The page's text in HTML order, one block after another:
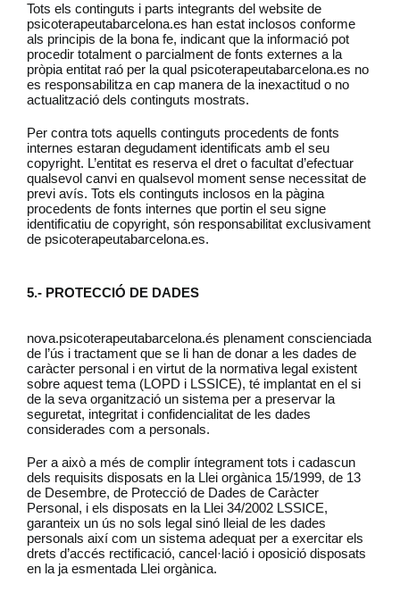
Tots els continguts i parts integrants del website de
psicoterapeutabarcelona.es han estat inclosos conforme
als principis de la bona fe, indicant que la informació pot
procedir totalment o parcialment de fonts externes a la
pròpia entitat raó per la qual psicoterapeutabarcelona.es no
es responsabilitza en cap manera de la inexactitud o no
actualització dels continguts mostrats.
Per contra tots aquells continguts procedents de fonts
internes estaran degudament identificats amb el seu
copyright. L’entitat es reserva el dret o facultat d’efectuar
qualsevol canvi en qualsevol moment sense necessitat de
previ avís. Tots els continguts inclosos en la pàgina
procedents de fonts internes que portin el seu signe
identificatiu de copyright, són responsabilitat exclusivament
de psicoterapeutabarcelona.es.
5.- PROTECCIÓ DE DADES
nova.psicoterapeutabarcelona.és plenament conscienciada
de l’ús i tractament que se li han de donar a les dades de
caràcter personal i en virtut de la normativa legal existent
sobre aquest tema (LOPD i LSSICE), té implantat en el si
de la seva organització un sistema per a preservar la
seguretat, integritat i confidencialitat de les dades
considerades com a personals.
Per a això a més de complir íntegrament tots i cadascun
dels requisits disposats en la Llei orgànica 15/1999, de 13
de Desembre, de Protecció de Dades de Caràcter
Personal, i els disposats en la Llei 34/2002 LSSICE,
garanteix un ús no sols legal sinó lleial de les dades
personals així com un sistema adequat per a exercitar els
drets d’accés rectificació, cancel·lació i oposició disposats
en la ja esmentada Llei orgànica.